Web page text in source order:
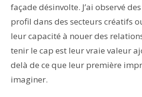
façade désinvolte. J’ai observé
profil dans des secteurs créatifs
leur capacité à nouer des
tenir le cap est leur vraie valeur
delà de ce que leur première
imaginer.